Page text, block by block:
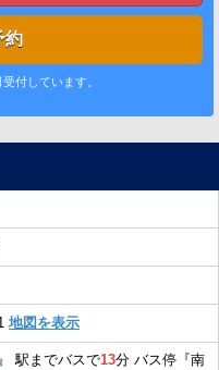
約
付しています。
地図を表示
駅までバスで13分 バス停『南